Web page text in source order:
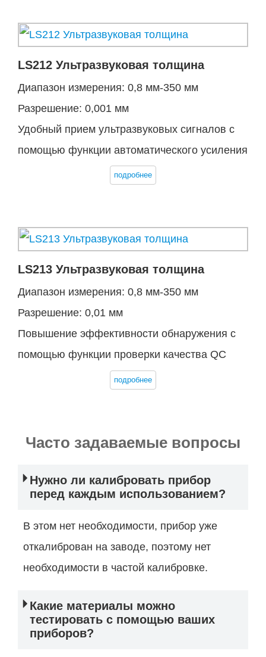
LS212 Ультразвуковая толщина
Диапазон измерения: 0,8 мм-350 мм
Разрешение: 0,001 мм
Удобный прием ультразвуковых сигналов с
помощью функции автоматического усиления
подробнее
LS213 Ультразвуковая толщина
Диапазон измерения: 0,8 мм-350 мм
Разрешение: 0,01 мм
Повышение эффективности обнаружения с
помощью функции проверки качества QC
подробнее
Часто задаваемые вопросы
Нужно ли калибровать прибор
перед каждым использованием?
В этом нет необходимости, прибор уже
откалиброван на заводе, поэтому нет
необходимости в частой калибровке.
Какие материалы можно
тестировать с помощью ваших
приборов?